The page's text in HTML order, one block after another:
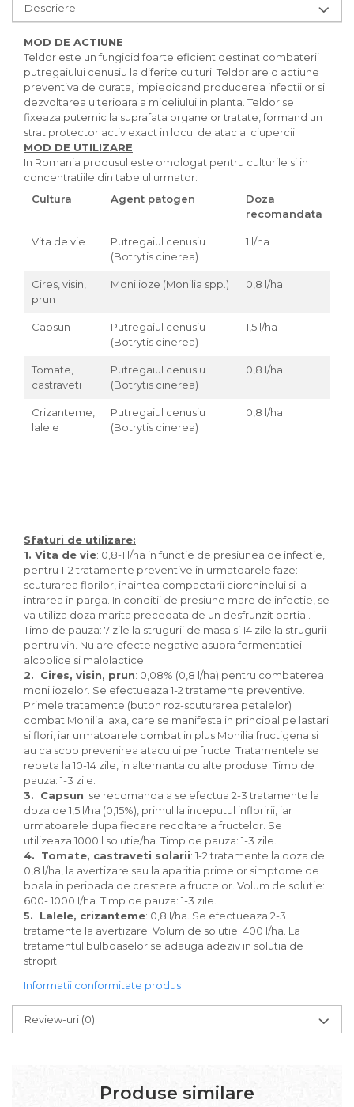
Descriere
MOD DE ACTIUNE
Teldor este un fungicid foarte eficient destinat combaterii
putregaiului cenusiu la diferite culturi. Teldor are o actiune
preventiva de durata, impiedicand producerea infectiilor si
dezvoltarea ulterioara a miceliului in planta. Teldor se
fixeaza puternic la suprafata organelor tratate, formand un
strat protector activ exact in locul de atac al ciupercii.
MOD DE UTILIZARE
In Romania produsul este omologat pentru culturile si in
concentratiile din tabelul urmator:
Cultura
Agent patogen
Doza
recomandata
Vita de vie
Putregaiul cenusiu
(Botrytis cinerea)
1 l/ha
Cires, visin,
prun
Monilioze (Monilia spp.) 0,8 l/ha
Capsun
Putregaiul cenusiu
(Botrytis cinerea)
1,5 l/ha
Tomate,
castraveti
Putregaiul cenusiu
(Botrytis cinerea)
0,8 l/ha
Crizanteme,
lalele
Putregaiul cenusiu
(Botrytis cinerea)
0,8 l/ha
Sfaturi de utilizare:
1. Vita de vie: 0,8-1 l/ha in functie de presiunea de infectie,
pentru 1-2 tratamente preventive in urmatoarele faze:
scuturarea florilor, inaintea compactarii ciorchinelui si la
intrarea in parga. In conditii de presiune mare de infectie, se
va utiliza doza marita precedata de un desfrunzit partial.
Timp de pauza: 7 zile la strugurii de masa si 14 zile la strugurii
pentru vin. Nu are efecte negative asupra fermentatiei
alcoolice si malolactice.
2. Cires, visin, prun: 0,08% (0,8 l/ha) pentru combaterea
moniliozelor. Se efectueaza 1-2 tratamente preventive.
Primele tratamente (buton roz-scuturarea petalelor)
combat Monilia laxa, care se manifesta in principal pe lastari
si flori, iar urmatoarele combat in plus Monilia fructigena si
au ca scop prevenirea atacului pe fructe. Tratamentele se
repeta la 10-14 zile, in alternanta cu alte produse. Timp de
pauza: 1-3 zile.
3. Capsun: se recomanda a se efectua 2-3 tratamente la
doza de 1,5 l/ha (0,15%), primul la inceputul infloririi, iar
urmatoarele dupa fiecare recoltare a fructelor. Se
utilizeaza 1000 l solutie/ha. Timp de pauza: 1-3 zile.
4. Tomate, castraveti solarii: 1-2 tratamente la doza de
0,8 l/ha, la avertizare sau la aparitia primelor simptome de
boala in perioada de crestere a fructelor. Volum de solutie:
600- 1000 l/ha. Timp de pauza: 1-3 zile.
5. Lalele, crizanteme: 0,8 l/ha. Se efectueaza 2-3
tratamente la avertizare. Volum de solutie: 400 l/ha. La
tratamentul bulboaselor se adauga adeziv in solutia de
stropit.
Informatii conformitate produs
Review-uri (0)
Produse similare